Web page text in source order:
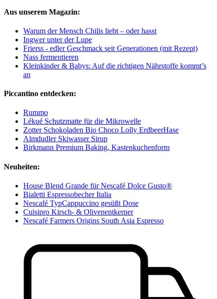
Aus unserem Magazin:
Warum der Mensch Chilis liebt – oder hasst
Ingwer unter der Lupe
Frierss - edler Geschmack seit Generationen (mit Rezept)
Nass fermentieren
Kleinkinder & Babys: Auf die richtigen Nährstoffe kommt’s
an
Piccantino entdecken:
Rummo
Lékué Schutzmatte für die Mikrowelle
Zotter Schokoladen Bio Choco Lolly ErdbeerHase
Almdudler Skiwasser Sirup
Birkmann Premium Baking, Kastenkuchenform
Neuheiten:
House Blend Grande für Nescafé Dolce Gusto®
Bialetti Espressobecher Italia
Nescafé TypCappuccino gesüßt Dose
Cuisipro Kirsch- & Olivenentkerner
Nescafé Farmers Origins South Asia Espresso